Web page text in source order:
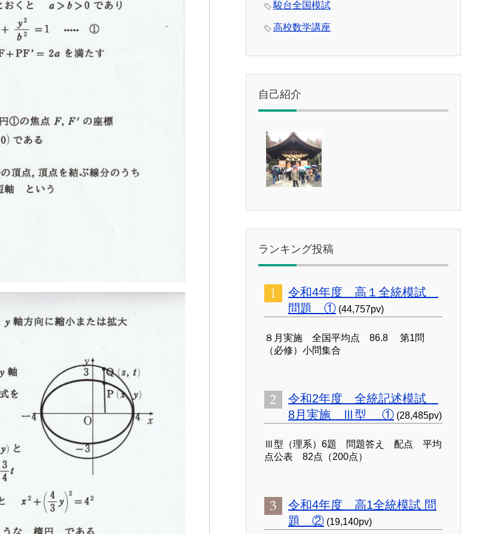
駿台全国模試
高校数学講座
自己紹介
ランキング投稿
令和4年度 高１全統模試
問題 ① (44,757pv)
８月実施 全国平均点 86.8 第1問
（必修）小問集合
令和2年度 全統記述模試
8月実施 Ⅲ型 ① (28,485pv)
Ⅲ型（理系）6題 問題答え 配点 平均
点公表 82点（200点）
令和4年度 高1全統模試 問
題 ② (19,140pv)